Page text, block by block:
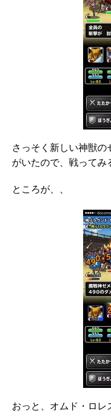
さっそく新しい神獣の
がいたので、戦ってみ
ところが、、
おっと、オムド・ロレ